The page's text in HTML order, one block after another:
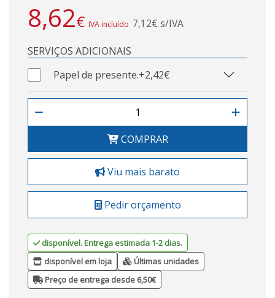
8,62€ IVA incluído 7,12€ s/IVA
SERVIÇOS ADICIONAIS
Papel de presente.+2,42€
COMPRAR
Viu mais barato
Pedir orçamento
disponível. Entrega estimada 1-2 dias.
disponível em loja
Últimas unidades
Preço de entrega desde 6,50€